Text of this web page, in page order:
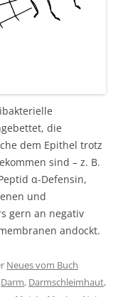
die
dem Epithel trotz
sind – z. B.
α-Defensin,
und
gern an negativ
andockt.
Neues vom Buch
Darm, Darmschleimhaut,